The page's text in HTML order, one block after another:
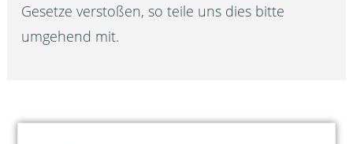
Gesetze verstoßen, so teile uns dies bitte
umgehend mit.